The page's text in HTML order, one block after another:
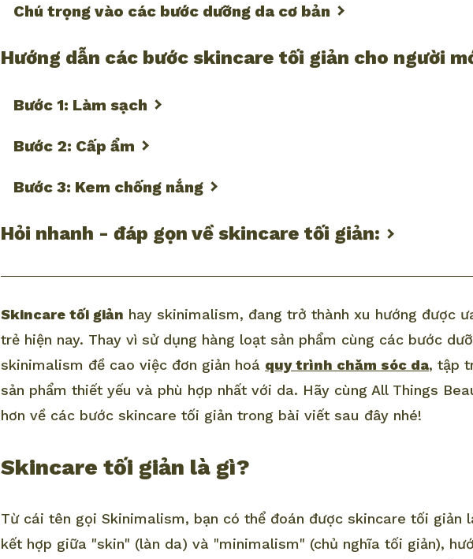
Chú trọng vào các bước dưỡng da cơ bản
Hướng dẫn các bước skincare tối giản cho người
Bước 1: Làm sạch
Bước 2: Cấp ẩm
Bước 3: Kem chống nắng
Hỏi nhanh - đáp gọn về skincare tối giản:
Skincare tối giản hay skinimalism, đang trở thành xu hướng được
trẻ hiện nay. Thay vì sử dụng hàng loạt sản phẩm cùng các bước
skinimalism đề cao việc đơn giản hoá quy trình chăm sóc da, tập
sản phẩm thiết yếu và phù hợp nhất với da. Hãy cùng All Things
hơn về các bước skincare tối giản trong bài viết sau đây nhé!
Skincare tối giản là gì?
Từ cái tên gọi Skinimalism, bạn có thể đoán được skincare tối giản
kết hợp giữa "skin" (làn da) và "minimalism" (chủ nghĩa tối giản),